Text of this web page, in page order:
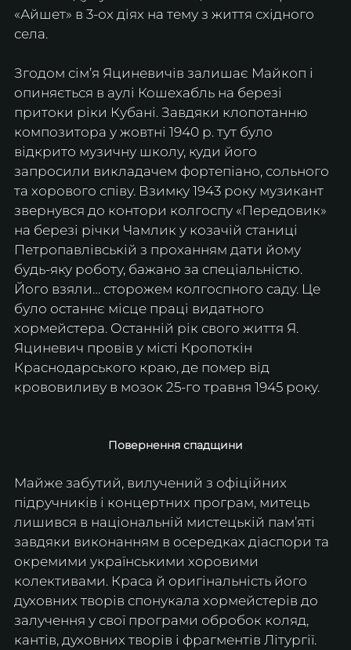
«Айшет» в 3-ох діях на тему з життя східного
села.
Згодом сім’я Яциневичів залишає Майкоп і
опиняється в аулі Кошехабль на березі
притоки ріки Кубані. Завдяки клопотанню
композитора у жовтні 1940 р. тут було
відкрито музичну школу, куди його
запросили викладачем фортепіано, сольного
та хорового співу. Взимку 1943 року музикант
звернувся до контори колгоспу «Передовик»
на березі річки Чамлик у козачій станиці
Петропавлівській з проханням дати йому
будь-яку роботу, бажано за спеціальністю.
Його взяли… сторожем колгоспного саду. Це
було останнє місце праці видатного
хормейстера. Останній рік свого життя Я.
Яциневич провів у місті Кропоткін
Краснодарського краю, де помер від
крововиливу в мозок 25-го травня 1945 року.
Повернення спадщини
Майже забутий, вилучений з офіційних
підручників і концертних програм, митець
лишився в національній мистецькій пам’яті
завдяки виконанням в осередках діаспори та
окремими українськими хоровими
колективами. Краса й оригінальність його
духовних творів спонукала хормейстерів до
залучення у свої програми обробок коляд,
кантів, духовних творів і фрагментів Літургії.